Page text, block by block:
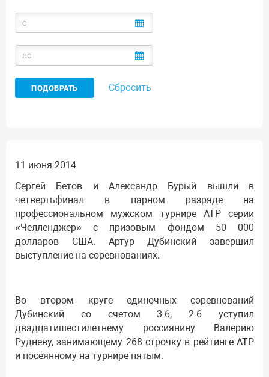
Сбросить
11 июня 2014
Сергей Бетов и Александр Бурый вышли в
четвертьфинал в парном разряде на
профессиональном мужском турнире АТР серии
«Челленджер» с призовым фондом 50 000
долларов США. Артур Дубинский завершил
выступление на соревнованиях.
Во втором круге одиночных соревнований
Дубинский со счетом 3-6, 2-6 уступил
двадцатишестилетнему россиянину Валерию
Рудневу, занимающему 268 строчку в рейтинге АТР
и посеянному на турнире пятым.